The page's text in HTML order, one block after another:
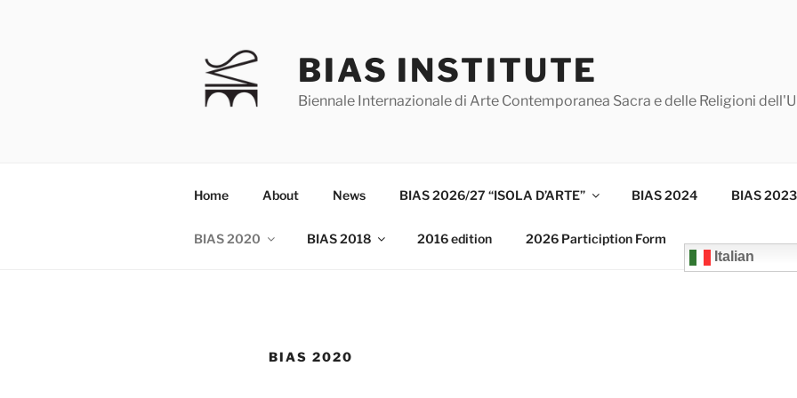
BIAS INSTITUTE
Biennale Internazionale di Arte Contemporanea Sacra e delle Religioni
Home About News BIAS 2026/27 “ISOLA D’ARTE” BIAS 2024 BIAS 2023
BIAS 2020 BIAS 2018 2016 edition
2026 Particiption Form
Italian
BIAS 2020